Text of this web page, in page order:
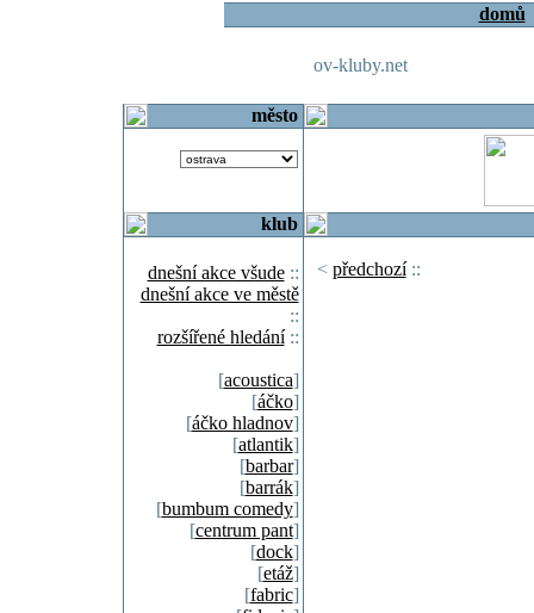
domů
ov-kluby.net
město
klub
dnešní akce všude::
dnešní akce ve městě
::
rozšířené hledání::
[acoustica]
[áčko]
[áčko hladnov]
[atlantik]
[barbar]
[barrák]
[bumbum comedy]
[centrum pant]
[dock]
[etáž]
[fabric]
< předchozí::